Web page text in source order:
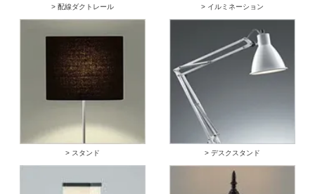
> 配線ダクトレール > イルミネーション
> スタンド > デスクスタンド